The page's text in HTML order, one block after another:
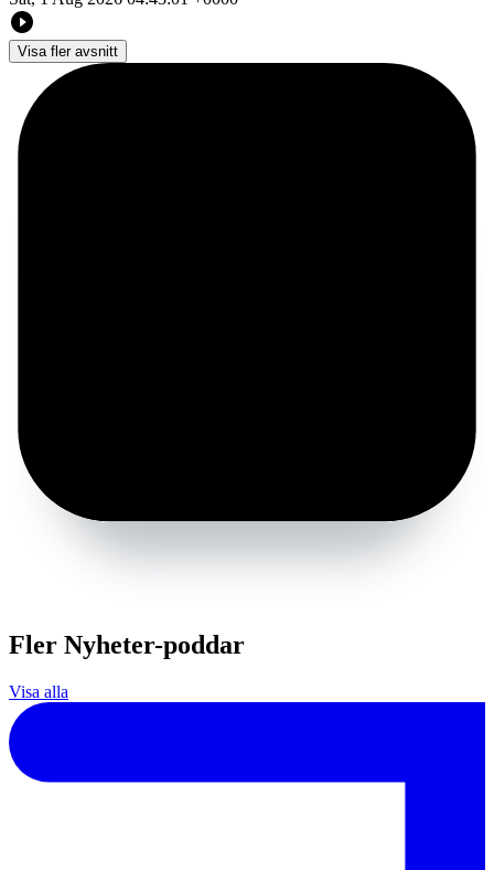
Visa fler avsnitt
Fler Nyheter-poddar
Visa alla